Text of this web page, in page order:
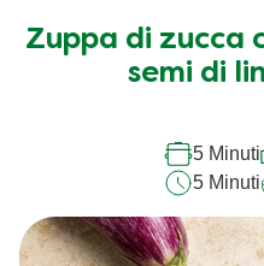
Zuppa di zucca
semi di
5 Minuti
5 Minuti